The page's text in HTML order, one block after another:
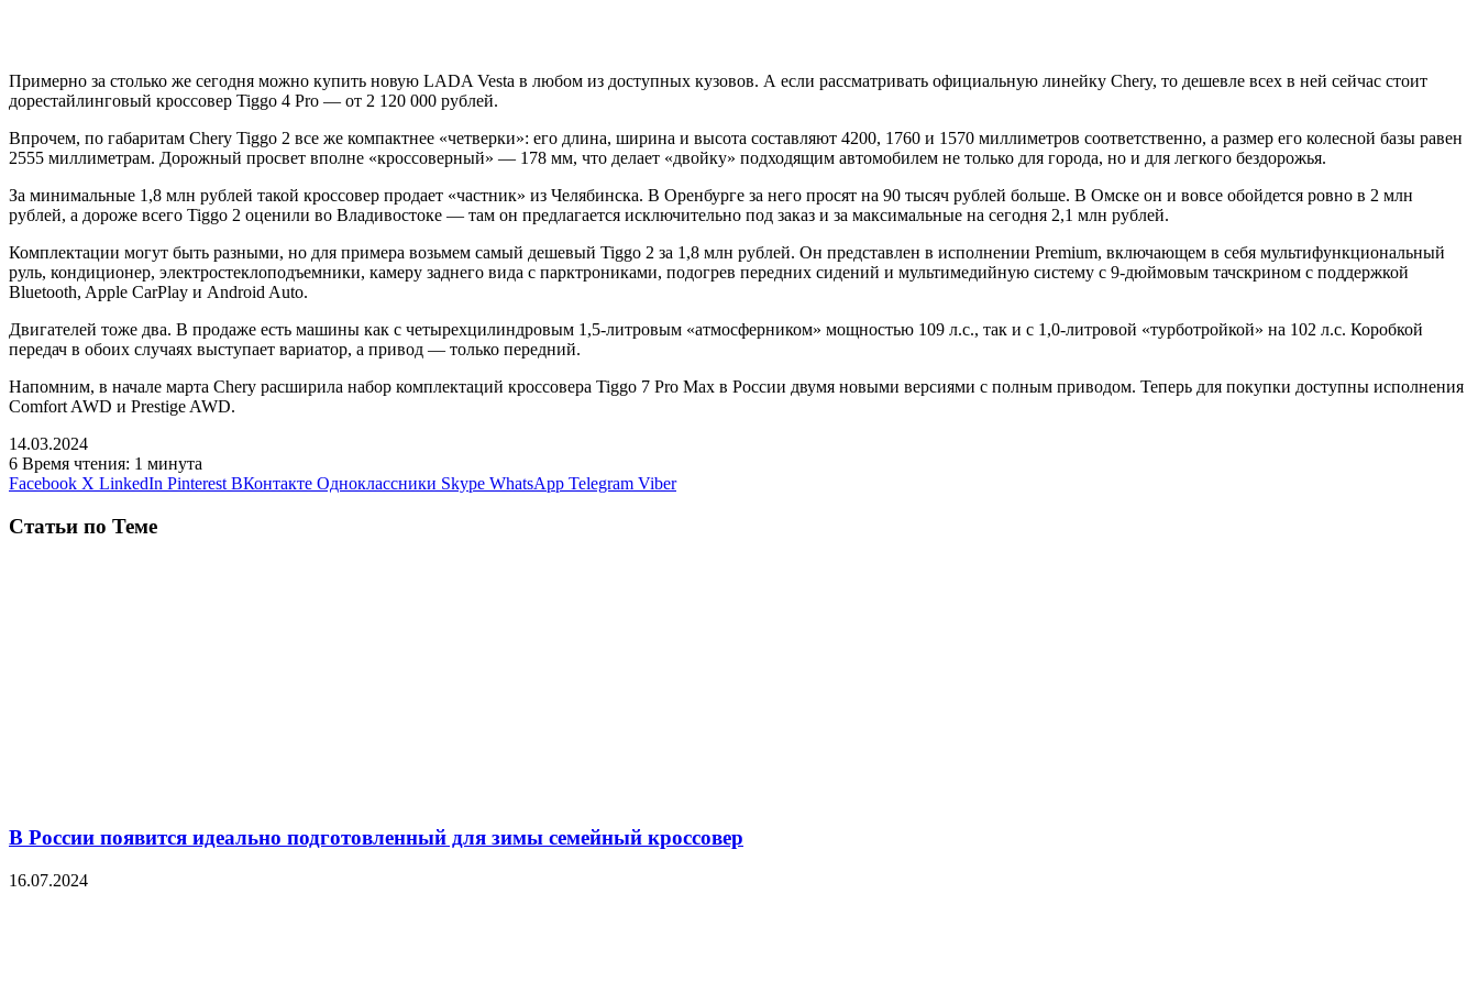
Примерно за столько же сегодня можно купить новую LADA Vesta в любом из доступных кузовов. А если рассматривать официальную линейку Chery, то дешевле всех в ней сейчас стоит
дорестайлинговый кроссовер Tiggo 4 Pro — от 2 120 000 рублей.
Впрочем, по габаритам Chery Tiggo 2 все же компактнее «четверки»: его длина, ширина и высота составляют 4200, 1760 и 1570 миллиметров соответственно, а размер его колесной базы равен
2555 миллиметрам. Дорожный просвет вполне «кроссоверный» — 178 мм, что делает «двойку» подходящим автомобилем не только для города, но и для легкого бездорожья.
За минимальные 1,8 млн рублей такой кроссовер продает «частник» из Челябинска. В Оренбурге за него просят на 90 тысяч рублей больше. В Омске он и вовсе обойдется ровно в 2 млн
рублей, а дороже всего Tiggo 2 оценили во Владивостоке — там он предлагается исключительно под заказ и за максимальные на сегодня 2,1 млн рублей.
Комплектации могут быть разными, но для примера возьмем самый дешевый Tiggo 2 за 1,8 млн рублей. Он представлен в исполнении Premium, включающем в себя мультифункциональный
руль, кондиционер, электростеклоподъемники, камеру заднего вида с парктрониками, подогрев передних сидений и мультимедийную систему с 9-дюймовым тачскрином с поддержкой
Bluetooth, Apple CarPlay и Android Auto.
Двигателей тоже два. В продаже есть машины как с четырехцилиндровым 1,5-литровым «атмосферником» мощностью 109 л.с., так и с 1,0-литровой «турботройкой» на 102 л.с. Коробкой
передач в обоих случаях выступает вариатор, а привод — только передний.
Напомним, в начале марта Chery расширила набор комплектаций кроссовера Tiggo 7 Pro Max в России двумя новыми версиями с полным приводом. Теперь для покупки доступны исполнения
Comfort AWD и Prestige AWD.
14.03.2024
6 Время чтения: 1 минута
Facebook X LinkedIn Pinterest ВКонтакте Одноклассники Skype WhatsApp Telegram Viber
Статьи по Теме
В России появится идеально подготовленный для зимы семейный кроссовер
16.07.2024